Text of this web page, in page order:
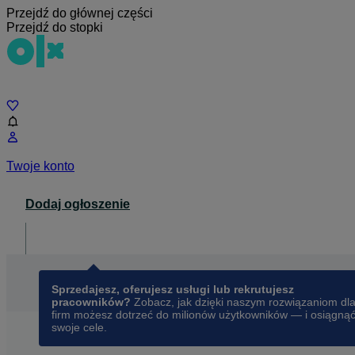
Przejdź do głównej części
Przejdź do stopki
Twoje konto
Dodaj ogłoszenie
Sprzedajesz, oferujesz usługi lub rekrutujesz
pracowników? Zobacz, jak dzięki naszym rozwiązaniom dla
firm możesz dotrzeć do milionów użytkowników — i osiągnąć
swoje cele.